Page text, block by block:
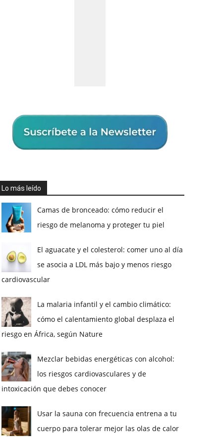
Lo más leído
Camas de bronceado: cómo reducir el
riesgo de melanoma y proteger tu piel
El aguacate y el colesterol: comer uno al día
se asocia a LDL más bajo y menos riesgo
cardiovascular
La malaria infantil y el cambio climático:
cómo el calentamiento global desplaza el
riesgo en África, según Nature
Mezclar bebidas energéticas con alcohol:
los riesgos cardiovasculares y de
intoxicación que debes conocer
Usar la sauna con frecuencia entrena a tu
cuerpo para tolerar mejor las olas de calor